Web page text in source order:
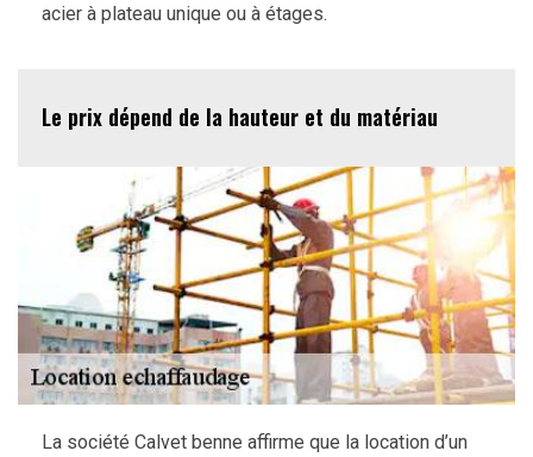
acier à plateau unique ou à étages.
Le prix dépend de la hauteur et du matériau
La société Calvet benne affirme que la location d’un